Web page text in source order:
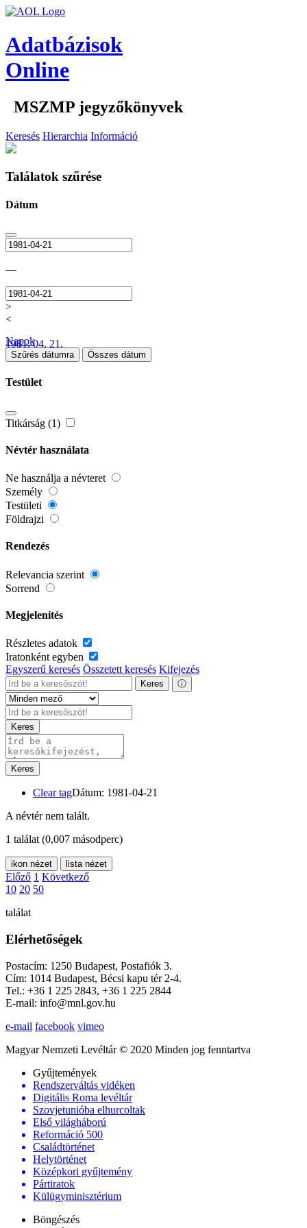
Adatbázisok
Online
MSZMP jegyzőkönyvek
Keresés Hierarchia Információ
Találatok szűrése
Dátum
—
>
<
1981. 04. 21.
Napok
Szűrés dátumra Összes dátum
Testület
Titkárság (1)
Névtér használata
Ne használja a névteret
Személy
Testületi
Földrajzi
Rendezés
Relevancia szerint
Sorrend
Megjelenítés
Részletes adatok
Iratonként egyben
Egyszerű keresés Összetett keresés Kifejezés
Keres ⓘ
Keres
Keres
Clear tagDátum: 1981-04-21
A névtér nem talált.
1 találat (0,007 másodperc)
ikon nézet lista nézet
Előző 1 Következő
10 20 50
találat
Elérhetőségek
Postacím: 1250 Budapest, Postafiók 3.
Cím: 1014 Budapest, Bécsi kapu tér 2-4.
Tel.: +36 1 225 2843, +36 1 225 2844
E-mail: info@mnl.gov.hu
e-mail facebook vimeo
Magyar Nemzeti Levéltár © 2020 Minden jog fenntartva
Gyűjtemények
Rendszerváltás vidéken
Digitális Roma levéltár
Szovjetunióba elhurcoltak
Első világháború
Reformáció 500
Családtörténet
Helytörténet
Középkori gyűjtemény
Pártiratok
Külügyminisztérium
Böngészés